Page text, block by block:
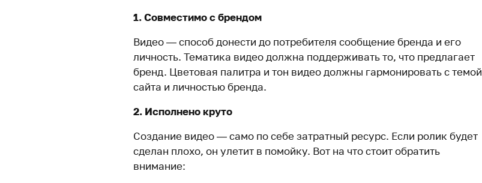
1. Совместимо с брендом
Видео — способ донести до потребителя сообщение бренда и его
личность. Тематика видео должна поддерживать то, что предлагает
бренд. Цветовая палитра и тон видео должны гармонировать с темой
сайта и личностью бренда.
2. Исполнено круто
Создание видео — само по себе затратный ресурс. Если ролик будет
сделан плохо, он улетит в помойку. Вот на что стоит обратить
внимание: